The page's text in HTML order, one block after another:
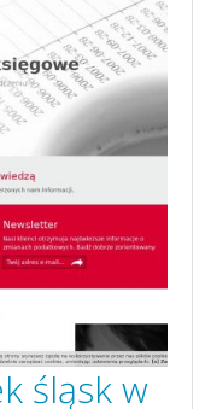
śląsk w